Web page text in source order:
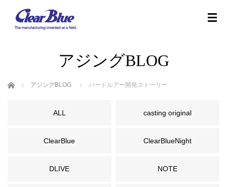
アジングBLOG
ホーム アジングBLOG ハードルアー開発ストーリー
ALL casting original
ClearBlue ClearBlueNight
DLIVE NOTE